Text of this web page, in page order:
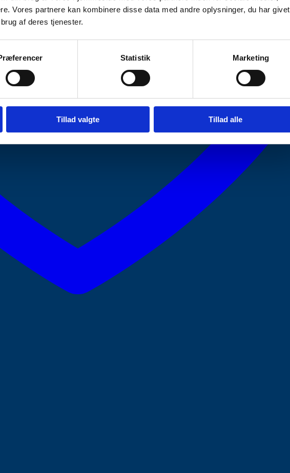
Vores partnere kan kombinere disse data med andre oplysninger, du har givet
af deres tjenester.
Statistik Marketing
Tillad valgte Tillad alle